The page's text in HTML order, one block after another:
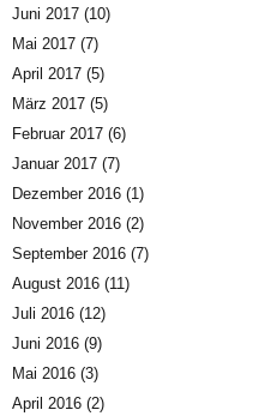
Juni 2017 (10)
Mai 2017 (7)
April 2017 (5)
März 2017 (5)
Februar 2017 (6)
Januar 2017 (7)
Dezember 2016 (1)
November 2016 (2)
September 2016 (7)
August 2016 (11)
Juli 2016 (12)
Juni 2016 (9)
Mai 2016 (3)
April 2016 (2)